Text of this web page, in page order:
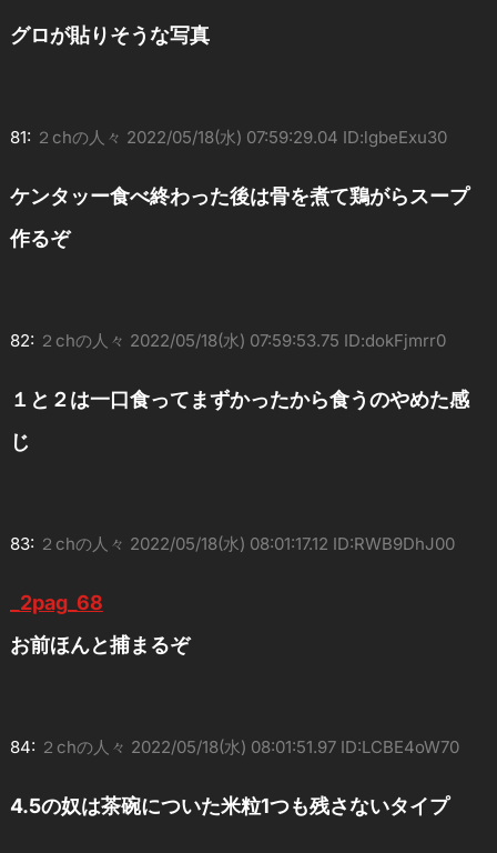
グロが貼りそうな写真
81: ２chの人々 2022/05/18(水) 07:59:29.04 ID:lgbeExu30
ケンタッー食べ終わった後は骨を煮て鶏がらスープ
作るぞ
82: ２chの人々 2022/05/18(水) 07:59:53.75 ID:dokFjmrr0
１と２は一口食ってまずかったから食うのやめた感
じ
83: ２chの人々 2022/05/18(水) 08:01:17.12 ID:RWB9DhJ00
_2pag_68
お前ほんと捕まるぞ
84: ２chの人々 2022/05/18(水) 08:01:51.97 ID:LCBE4oW70
4.5の奴は茶碗についた米粒1つも残さないタイプ